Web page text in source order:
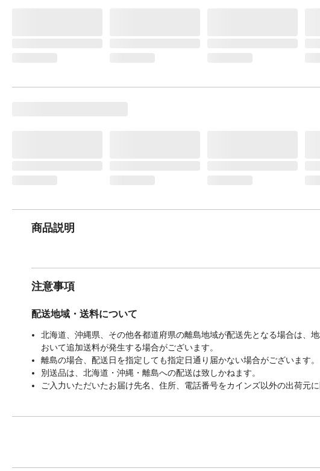
商品説明
注意事項
配送地域・送料について
北海道、沖縄県、その他各都道府県の離島地域が配送先となる場合は、
おいて追加送料が発生する場合がございます。
離島の場合、配送日を指定しても指定日通り届かない場合がございます。
別送品は、北海道・沖縄・離島への配送は致しかねます。
ご入力いただいたお届け先名、住所、電話番号をカインズ以外の出荷元